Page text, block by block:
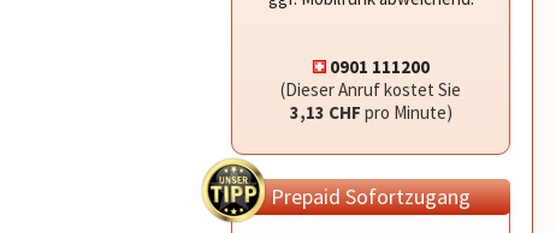
0901 111200
(Dieser Anruf kostet Sie
3,13 CHF pro Minute)
Prepaid Sofortzugang